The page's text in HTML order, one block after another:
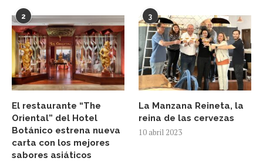
2
El restaurante “The
Oriental” del Hotel
Botánico estrena nueva
carta con los mejores
sabores asiáticos
3
La Manzana Reineta, la
reina de las cervezas
10 abril 2023